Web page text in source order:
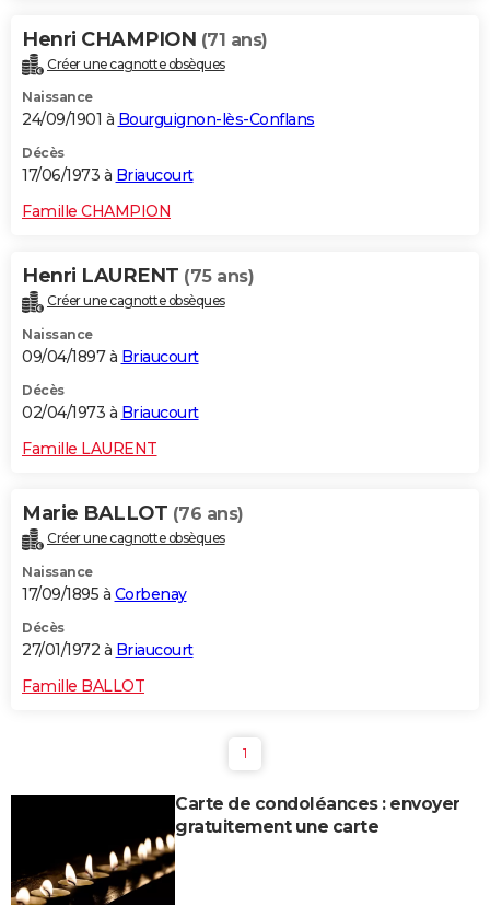
Henri CHAMPION (71 ans)
Créer une cagnotte obsèques
Naissance
24/09/1901 à Bourguignon-lès-Conflans
Décès
17/06/1973 à Briaucourt
Famille CHAMPION
Henri LAURENT (75 ans)
Créer une cagnotte obsèques
Naissance
09/04/1897 à Briaucourt
Décès
02/04/1973 à Briaucourt
Famille LAURENT
Marie BALLOT (76 ans)
Créer une cagnotte obsèques
Naissance
17/09/1895 à Corbenay
Décès
27/01/1972 à Briaucourt
Famille BALLOT
1
Carte de condoléances : envoyer
gratuitement une carte